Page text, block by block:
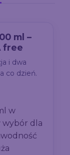
ml –
free
i dwa
co dzień.
w
wybór dla